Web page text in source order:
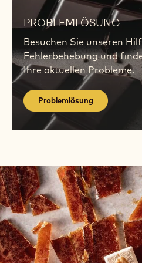
PROBLEMLÖSUNG
Besuchen Sie unseren
Fehlerbehebung und
Ihre aktuellen Probleme.
Problemlösung
Problemlösung